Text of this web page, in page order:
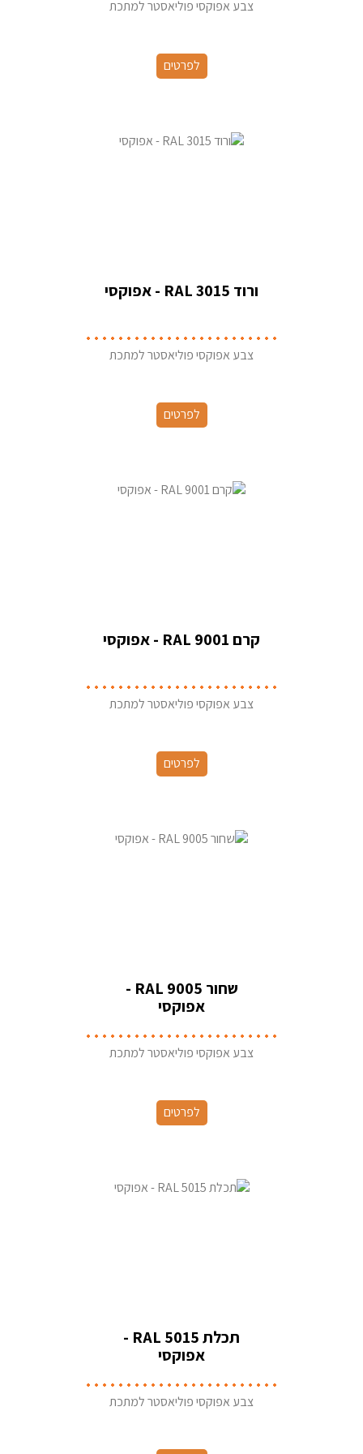
צבע אפוקסי פוליאסטר למתכת
לפרטים
ורוד RAL 3015 - אפוקסי
צבע אפוקסי פוליאסטר למתכת
לפרטים
קרם RAL 9001 - אפוקסי
צבע אפוקסי פוליאסטר למתכת
לפרטים
שחור RAL 9005 -
אפוקסי
צבע אפוקסי פוליאסטר למתכת
לפרטים
תכלת RAL 5015 -
אפוקסי
צבע אפוקסי פוליאסטר למתכת